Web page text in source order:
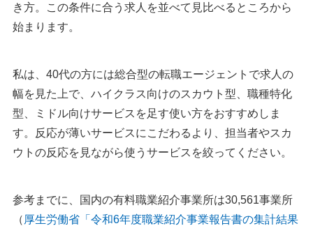
き方。この条件に合う求人を並べて見比べるところから
始まります。
私は、40代の方には総合型の転職エージェントで求人の
幅を見た上で、ハイクラス向けのスカウト型、職種特化
型、ミドル向けサービスを足す使い方をおすすめしま
す。反応が薄いサービスにこだわるより、担当者やスカ
ウトの反応を見ながら使うサービスを絞ってください。
参考までに、国内の有料職業紹介事業所は30,561事業所
（ 厚生労働省「令和6年度職業紹介事業報告書の集計結果